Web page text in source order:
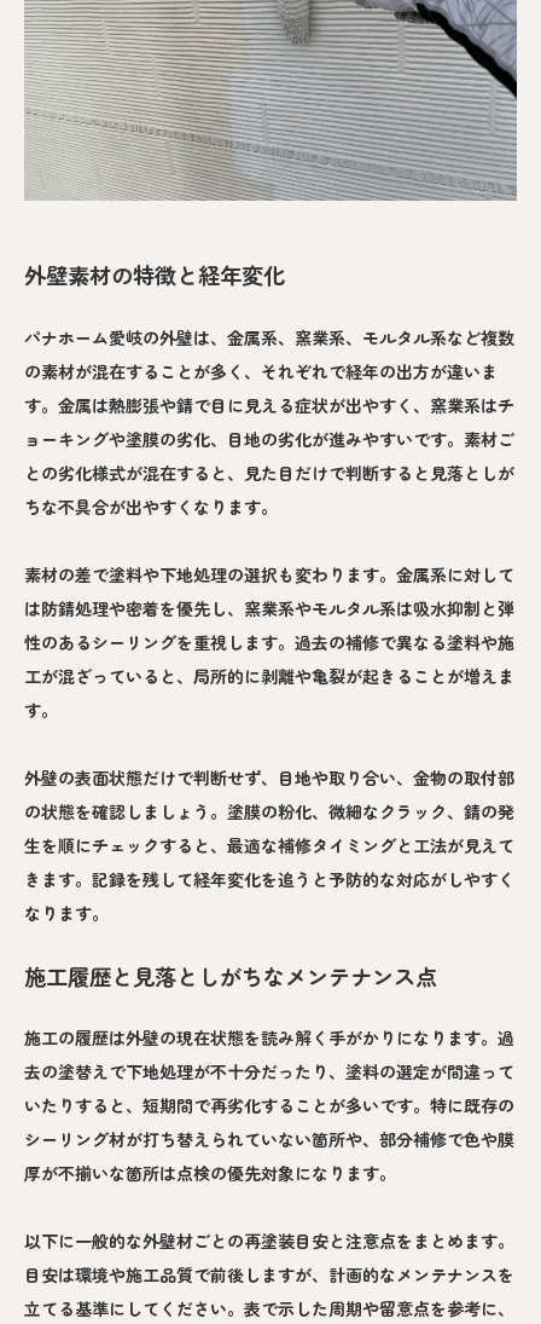
外壁素材の特徴と経年変化
パナホーム愛岐の外壁は、金属系、窯業系、モルタル系など複数
の素材が混在することが多く、それぞれで経年の出方が違いま
す。金属は熱膨張や錆で目に見える症状が出やすく、窯業系はチ
ョーキングや塗膜の劣化、目地の劣化が進みやすいです。素材ご
との劣化様式が混在すると、見た目だけで判断すると見落としが
ちな不具合が出やすくなります。
素材の差で塗料や下地処理の選択も変わります。金属系に対して
は防錆処理や密着を優先し、窯業系やモルタル系は吸水抑制と弾
性のあるシーリングを重視します。過去の補修で異なる塗料や施
工が混ざっていると、局所的に剥離や亀裂が起きることが増えま
す。
外壁の表面状態だけで判断せず、目地や取り合い、金物の取付部
の状態を確認しましょう。塗膜の粉化、微細なクラック、錆の発
生を順にチェックすると、最適な補修タイミングと工法が見えて
きます。記録を残して経年変化を追うと予防的な対応がしやすく
なります。
施工履歴と見落としがちなメンテナンス点
施工の履歴は外壁の現在状態を読み解く手がかりになります。過
去の塗替えで下地処理が不十分だったり、塗料の選定が間違って
いたりすると、短期間で再劣化することが多いです。特に既存の
シーリング材が打ち替えられていない箇所や、部分補修で色や膜
厚が不揃いな箇所は点検の優先対象になります。
以下に一般的な外壁材ごとの再塗装目安と注意点をまとめます。
目安は環境や施工品質で前後しますが、計画的なメンテナンスを
立てる基準にしてください。表で示した周期や留意点を参考に、